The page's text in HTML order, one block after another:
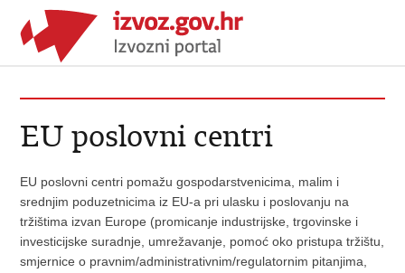
EU poslovni centri
EU poslovni centri pomažu gospodarstvenicima, malim i
srednjim poduzetnicima iz EU-a pri ulasku i poslovanju na
tržištima izvan Europe (promicanje industrijske, trgovinske i
investicijske suradnje, umrežavanje, pomoć oko pristupa tržištu,
smjernice o pravnim/administrativnim/regulatornim pitanjima,